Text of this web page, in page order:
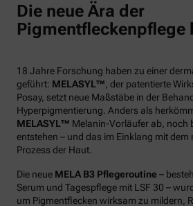
Die neue Ära der
Pigmentfleckenpflege
18 Jahre Forschung haben zu einer
geführt: MELASYL™ , der patentierte
Posay, setzt neue Maßstäbe in der
Hyperpigmentierung. Anders als
MELASYL™ Melanin-Vorläufer ab, noch
entstehen – und das im Einklang mit
Prozess der Haut.
Die neue MELA B3 Pflegeroutine–
Serum und Tagespflege mit LSF 30 –
um Pigmentflecken wirksam zu mildern,